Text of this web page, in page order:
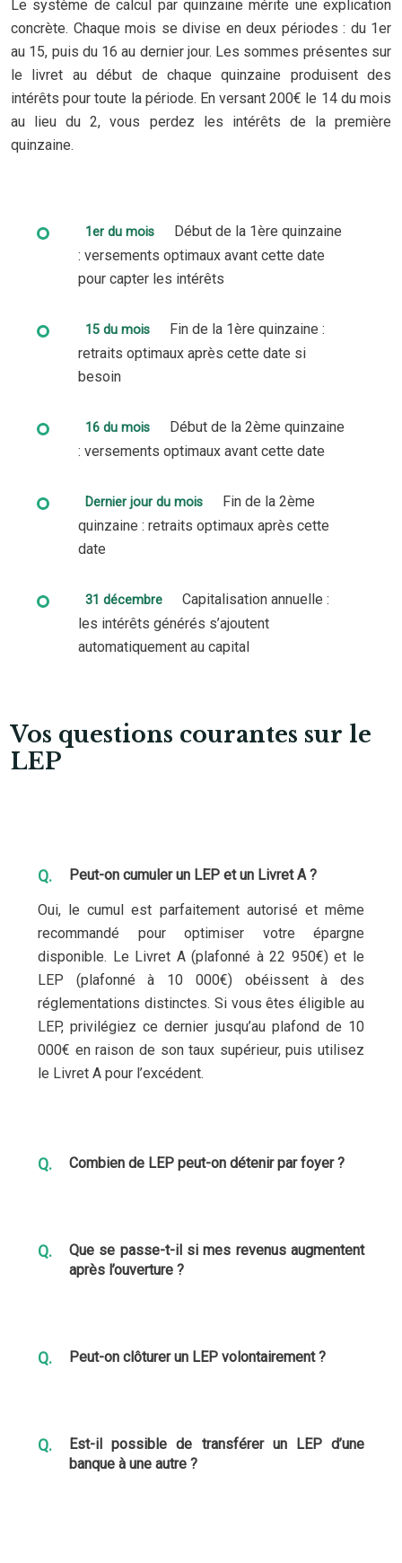
Le système de calcul par quinzaine mérite une explication
concrète. Chaque mois se divise en deux périodes : du 1er
au 15, puis du 16 au dernier jour. Les sommes présentes sur
le livret au début de chaque quinzaine produisent des
intérêts pour toute la période. En versant 200€ le 14 du mois
au lieu du 2, vous perdez les intérêts de la première
quinzaine.
1er du mois
Début de la 1ère quinzaine
: versements optimaux avant cette date
pour capter les intérêts
15 du mois
Fin de la 1ère quinzaine :
retraits optimaux après cette date si
besoin
16 du mois
Début de la 2ème quinzaine
: versements optimaux avant cette date
Dernier jour du mois
Fin de la 2ème
quinzaine : retraits optimaux après cette
date
31 décembre
Capitalisation annuelle :
les intérêts générés s’ajoutent
automatiquement au capital
Vos questions courantes sur le
LEP
Peut-on cumuler un LEP et un Livret A ?
Oui, le cumul est parfaitement autorisé et même
recommandé pour optimiser votre épargne
disponible. Le Livret A (plafonné à 22 950€) et le
LEP (plafonné à 10 000€) obéissent à des
réglementations distinctes. Si vous êtes éligible au
LEP, privilégiez ce dernier jusqu’au plafond de 10
000€ en raison de son taux supérieur, puis utilisez
le Livret A pour l’excédent.
Combien de LEP peut-on détenir par foyer ?
Que se passe-t-il si mes revenus augmentent
après l’ouverture ?
Peut-on clôturer un LEP volontairement ?
Est-il possible de transférer un LEP d’une
banque à une autre ?